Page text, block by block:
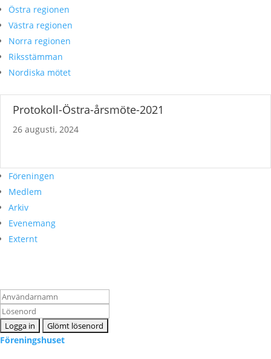
Östra regionen
Västra regionen
Norra regionen
Riksstämman
Nordiska mötet
Protokoll-Östra-årsmöte-2021
26 augusti, 2024
Föreningen
Medlem
Arkiv
Evenemang
Externt
Föreningshuset